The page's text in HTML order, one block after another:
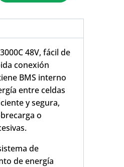
48V, fácil de
conexión
BMS interno
entre celdas
y segura,
o
de
de energía